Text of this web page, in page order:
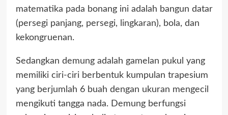
matematika pada bonang ini adalah bangun datar
(persegi panjang, persegi, lingkaran), bola, dan
kekongruenan.
Sedangkan demung adalah gamelan pukul yang
memiliki ciri-ciri berbentuk kumpulan trapesium
yang berjumlah 6 buah dengan ukuran mengecil
mengikuti tangga nada. Demung berfungsi